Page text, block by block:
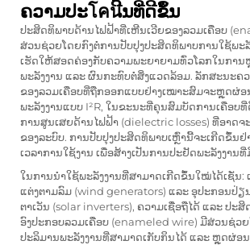
ຄວາມປະโคนີ້ນທີ່ດີຂຶ້ນ
ປະສິດທິພາບດ້ານໄຟຟ້າທີ່ເຫີນເວີຍຂອງລວມເຄືອບ
ສ່ວນຊ່ວຍໂດຍກົງຕໍ່ການປັບປຸງປະສິດທິພາບການໃຊ້ພະ
ເຮັດໃຫ້ສອດຄ່ອງກັບຄວາມພະຍາຍາມທົ່ວໂລກໃນກາ
ພະລັງງານ ແລະ ຜົນກະທົບຕໍ່ສິ່ງແວດລ້ອມ. ລັກສະນະຄ
ຂອງລວມເຄືອບທີ່ຖືກອອກແບບຢ່າງເໝາະສົມຈະຫຼຸດຜ່ອ
ພະລັງງານແບບ I²R, ໃນຂະນະທີ່ຄຸນສົມບັດການເຄືອບ
ການສູນເສຍດ້ານໄຟຟ້າ (dielectric losses) ທີ່ອາດ
ຂອງລະບົບ. ການປັບປຸງປະສິດທິພາບເຫຼົ່ານີ້ຈະເກີດຂຶ້ນຢ່
ເວລາການໃຊ້ງານ ເພື່ອສ້າງເປັນການປະຢັດພະລັງງານ
ໃນການນຳໃຊ້ພະລັງງານທີ່ສາມາດເກີດຂຶ້ນໃໝ່ໄດ້ເຊັ່ນ:
ແຕ່ງຕາມລົມ (wind generators) ແລະ ອຸປະກອນປ່ຽ
ຕາເວັນ (solar inverters), ຄວາມເຊື່ອຖືໄດ້ ແລະ ປະ
ອົງປະກອບລວມເຄືອບ (enameled wire) ມີສ່ວນຊ່ວ
ປະລິມານພະລັງງານທີ່ສາມາດເກັບກິນໄດ້ ແລະ ຫຼຸດຜ່ອ